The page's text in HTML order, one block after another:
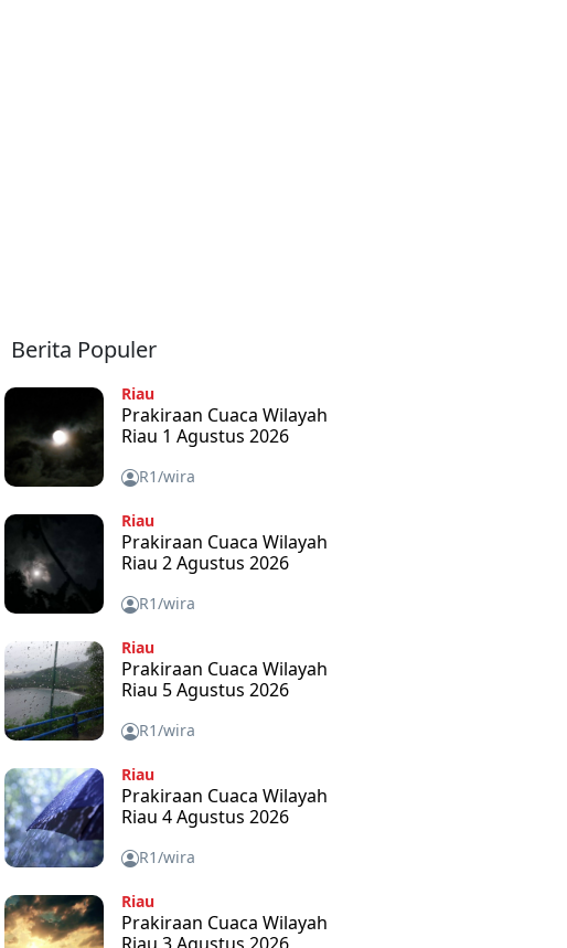
Berita Populer
Riau
Prakiraan Cuaca Wilayah
Riau 1 Agustus 2026
R1/wira
Riau
Prakiraan Cuaca Wilayah
Riau 2 Agustus 2026
R1/wira
Riau
Prakiraan Cuaca Wilayah
Riau 5 Agustus 2026
R1/wira
Riau
Prakiraan Cuaca Wilayah
Riau 4 Agustus 2026
R1/wira
Riau
Prakiraan Cuaca Wilayah